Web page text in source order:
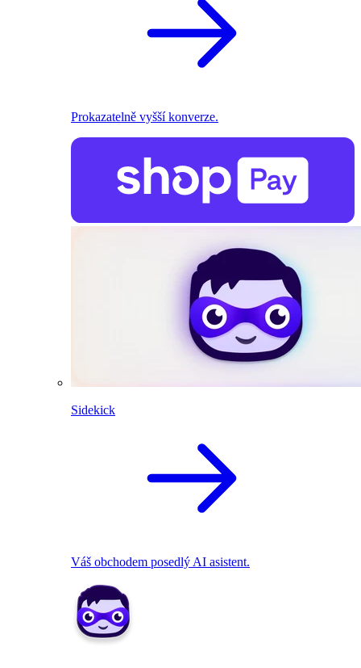
Prokazatelně vyšší konverze.
Sidekick
Váš obchodem posedlý AI asistent.